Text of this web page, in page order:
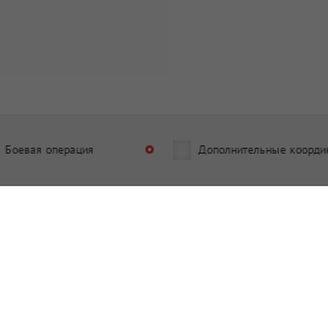
Боевая операция Дополнительные